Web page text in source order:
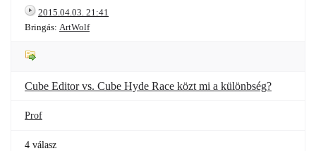
2015.04.03. 21:41
Bringás: ArtWolf
Cube Editor vs. Cube Hyde Race közt mi a különbség?
Prof
4 válasz